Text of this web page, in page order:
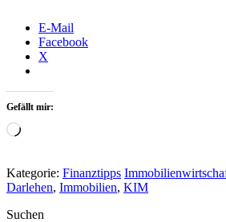
E-Mail
Facebook
X
Gefällt mir:
Wird
Kategorie: Finanztipps
Darlehen, Immobilien, KIM
Suchen